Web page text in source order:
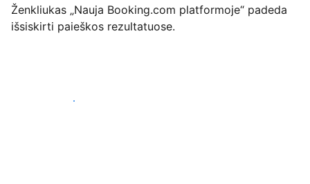
Ženkliukas „Nauja Booking.com platformoje“ padeda
išsiskirti paieškos rezultatuose.
Pradėti jau šiandien